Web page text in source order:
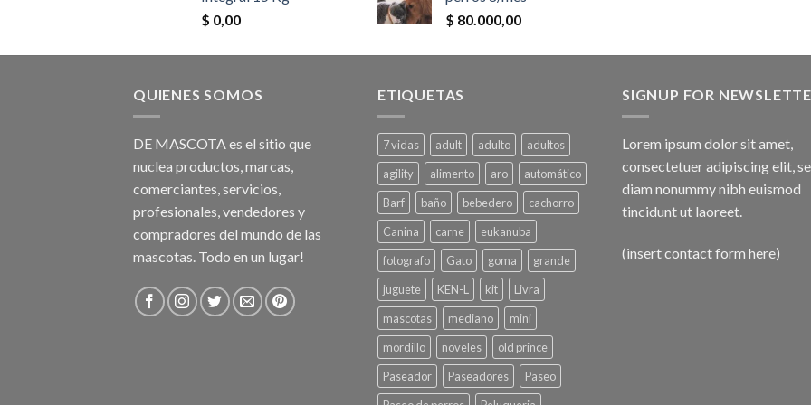
$ 0,00
$ 80.000,00
QUIENES SOMOS
DE MASCOTA es el sitio que
nuclea productos, marcas,
comerciantes, servicios,
profesionales, vendedores y
compradores del mundo de las
mascotas. Todo en un lugar!
ETIQUETAS
7 vidas adult adulto
adultos
agility
alimento aro
automático
Barf
baño bebedero
cachorro
Canina
carne
eukanuba
fotografo
Gato goma
grande
juguete
KEN-L kit
Livra
mascotas
mediano
mini
mordillo
noveles
old prince
Paseador
Paseadores
Paseo
SIGNUP FOR
Lorem ipsum dolor sit amet,
consectetuer adipiscing elit,
diam nonummy nibh euismod
tincidunt ut laoreet.
(insert contact form here)